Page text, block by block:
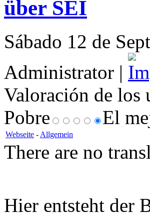
über SEI
Sábado 12 de
Administrator |
Valoración de los
Pobre
El
Webseite - Allgemein
There are no
Hier entsteht der